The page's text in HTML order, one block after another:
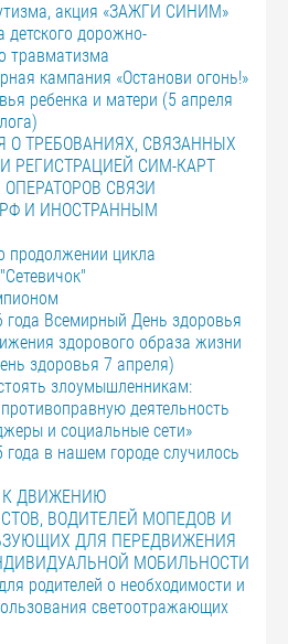
акция «ЗАЖГИ СИНИМ»
детского дорожно-
травматизма
кампания «Останови огонь!»
ребенка и матери (5 апреля
О ТРЕБОВАНИЯХ, СВЯЗАННЫХ
РЕГИСТРАЦИЕЙ СИМ-КАРТ
СВЯЗИ
И ИНОСТРАННЫМ
продолжении цикла
года Всемирный День здоровья
здорового образа жизни
здоровья 7 апреля)
злоумышленникам:
деятельность
и социальные сети»
года в нашем городе случилось
К ДВИЖЕНИЮ
ВОДИТЕЛЕЙ МОПЕДОВ И
ДЛЯ ПЕРЕДВИЖЕНИЯ
МОБИЛЬНОСТИ
родителей о необходимости и
светоотражающих